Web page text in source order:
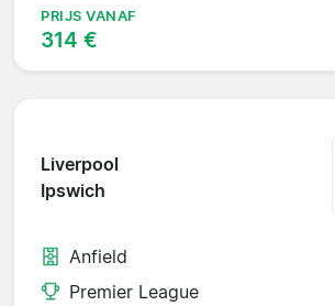
PRIJS VANAF
314 €
Liverpool
Ipswich
Anfield
Premier League